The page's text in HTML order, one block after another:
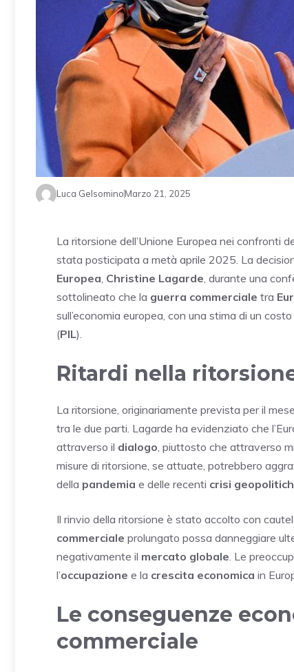
Luca GelsominoMarzo 21, 2025
La ritorsione dell’Unione Europea nei confronti
stata posticipata a metà aprile 2025. La
Europea Christine Lagarde , durante una
sottolineato che la guerra commerciale tra
sull’economia europea, con una stima di un
(PIL).
Ritardi nella
La ritorsione, originariamente prevista per il
tra le due parti. Lagarde ha evidenziato che
attraverso il dialogo , piuttosto che attraverso
misure di ritorsione, se attuate, potrebbero
della pandemia e delle recenti crisi
Il rinvio della ritorsione è stato accolto con
commerciale prolungato possa danneggiare
negativamente il mercato globale . Le
l’occupazione e la crescita economica in
Le conseguenze
commerciale